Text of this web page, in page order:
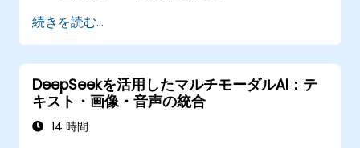
ソリューションを構築する
持続可能性分野でのAI導入において倫理的対
応を徹底する
続きを読む...
DeepSeekを活用したマルチモーダルAI：テ
キスト・画像・音声の統合
14 時間